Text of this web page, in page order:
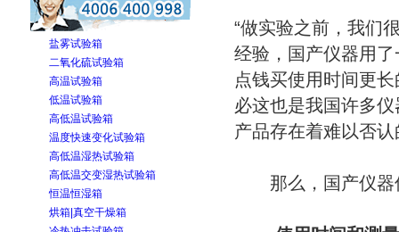
盐雾试验箱
二氧化硫试验箱
高温试验箱
低温试验箱
高低温试验箱
温度快速变化试验箱
高低温湿热试验箱
高低温交变湿热试验箱
恒温恒湿箱
烘箱|真空干燥箱
“做实验之前，我们
经验，国产仪器用
点钱买使用时间更
必这也是我国许多
产品存在着难以否
那么，国产仪器